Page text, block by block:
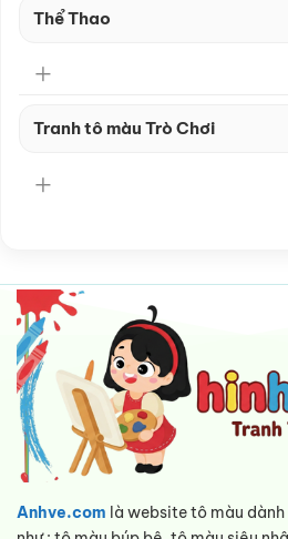
Thể Thao
Tranh tô màu Trò Chơi
Anhve.com là website tô màu